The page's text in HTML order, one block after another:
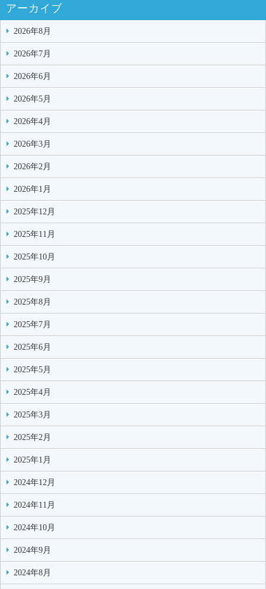
アーカイブ
2026年8月
2026年7月
2026年6月
2026年5月
2026年4月
2026年3月
2026年2月
2026年1月
2025年12月
2025年11月
2025年10月
2025年9月
2025年8月
2025年7月
2025年6月
2025年5月
2025年4月
2025年3月
2025年2月
2025年1月
2024年12月
2024年11月
2024年10月
2024年9月
2024年8月